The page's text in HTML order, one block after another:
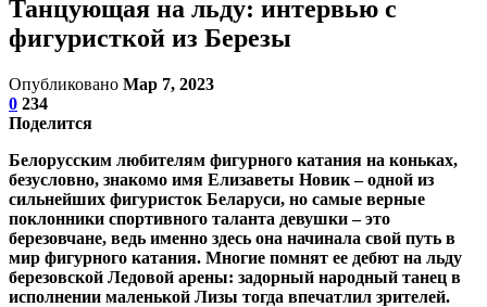
Танцующая на льду: интервью с
фигуристкой из Березы
Опубликовано Мар 7, 2023
0 234
Поделится
Белорусским любителям фигурного катания на коньках,
безусловно, знакомо имя Елизаветы Новик – одной из
сильнейших фигуристок Беларуси, но самые верные
поклонники спортивного таланта девушки – это
березовчане, ведь именно здесь она начинала свой путь в
мир фигурного катания. Многие помнят ее дебют на льду
березовской Ледовой арены: задорный народный танец в
исполнении маленькой Лизы тогда впечатлил зрителей.